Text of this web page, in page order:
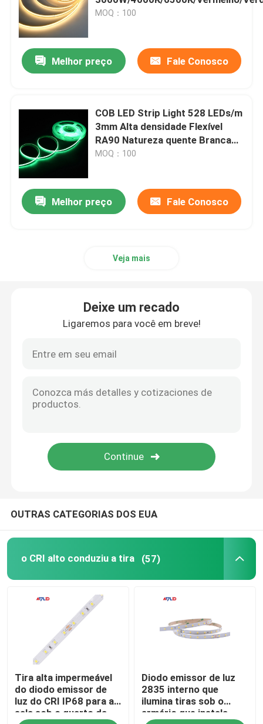
luzes conduzidas do módulo
Fonte de alimentação da tira do diodo emissor de luz
Conector da tira do diodo emissor de luz
Luz de néon do diodo emissor de luz
MOQ：100
Melhor preço Fale Conosco
COB LED Strip Light 528 LEDs/m
3mm Alta densidade Flexível
RA90 Natureza quente Branca
linear Dimmable para fita led de
MOQ：100
Melhor preço Fale Conosco
Veja mais
Deixe um recado
Ligaremos para você em breve!
OUTRAS CATEGORIAS DOS EUA
o CRI alto conduziu a tira (57)
Tira alta impermeável
do diodo emissor de
luz do CRI IP68 para a
sala sob o quarto da
Diodo emissor de luz
2835 interno que
ilumina tiras sob o
armário que instala